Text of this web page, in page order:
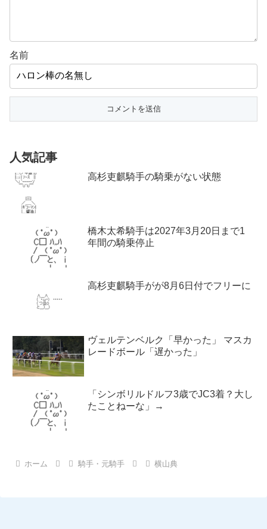
名前
人気記事
高杉吏麒騎手の騎乗がない状態
橋木太希騎手は2027年3月20日まで1
年間の騎乗停止
高杉吏麒騎手がが8月6日付でフリーに
ヴェルテンベルク「早かった」 マスカ
レードボール「遅かった」
「シンボリルドルフ3歳でJC3着？大し
たことねーな」→
ホーム 騎手・元騎手 横山典